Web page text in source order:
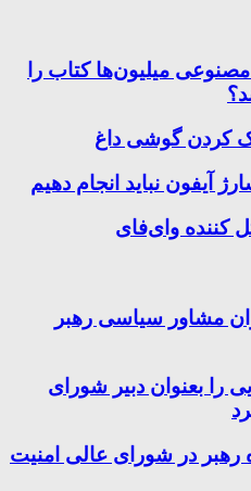
میلیون‌ها کتاب را
کردن گوشی داغ
آیفون نباید انجام دهیم
کننده وای‌فای
مشاور سیاسی رهبر
را بعنوان دبیر شورای
رهبر در شورای عالی امنیت